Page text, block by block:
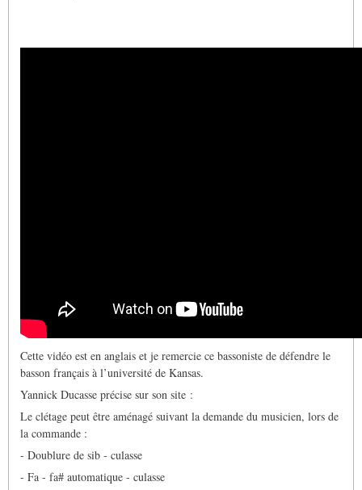
Cette vidéo est en anglais et je remercie ce bassoniste de défendre le
basson français à l’université de Kansas.
Yannick Ducasse précise sur son site :
Le clétage peut être aménagé suivant la demande du musicien, lors de
la commande :
- Doublure de sib - culasse
- Fa - fa# automatique - culasse